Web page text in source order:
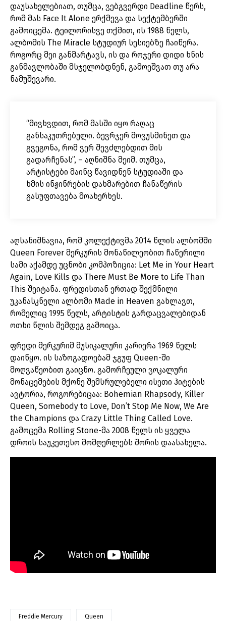
დაუსახელებიათ, თუმცა, ვებგვერდი Deadline წერს,
რომ მას Face It Alone ერქმევა და სექტემბერში
გამოიცემა. ტეილორისვე თქმით, ის 1988 წელს,
ალბომის The Miracle სტუდიურ სესიებზე ჩაიწერა.
როგორც მეი განმარტავს, ის და როჯერი დიდი ხნის
განმავლობაში მსჯელობდნენ, გამოეშვათ თუ არა
ნამუშევარი.
“მივხვდით, რომ მასში იყო რაღაც
განსაკუთრებული. ბევრჯერ მოვუსმინეთ და
გვეგონა, რომ ვერ შევძლებდით მის
გადარჩენას”, – აღნიშნა მეიმ. თუმცა,
არტისტები მაინც წავიდნენ სტუდიაში და
ხმის ინჟინრების დახმარებით ჩანაწერის
გასუფთავება მოახერხეს.
აღსანიშნავია, რომ კოლექტივმა 2014 წლის ალბომში
Queen Forever მერკურის მონაწილეობით ჩაწერილი
სამი აქამდე უცნობი კომპოზიცია: Let Me in Your Heart
Again, Love Kills და There Must Be More to Life Than
This შეიტანა. ფრედისთან ერთად შექმნილი
უკანასკნელი ალბომი Made in Heaven გახლავთ,
რომელიც 1995 წელს, არტისტის გარდაცვალებიდან
ოთხი წლის შემდეგ გამოიცა.
ფრედი მერკურიმ მუსიკალური კარიერა 1969 წელს
დაიწყო. ის საზოგადოებამ ჯგუფ Queen-ში
მოღვაწეობით გაიცნო. გამორჩეული ვოკალური
მონაცემების მქონე შემსრულებელი ისეთი ჰიტების
ავტორია, როგორებიცაა: Bohemian Rhapsody, Killer
Queen, Somebody to Love, Don’t Stop Me Now, We Are
the Champions და Crazy Little Thing Called Love.
გამოცემა Rolling Stone-მა 2008 წელს ის ყველა
დროის საუკეთესო მომღერლებს შორის დაასახელა.
Freddie Mercury Queen